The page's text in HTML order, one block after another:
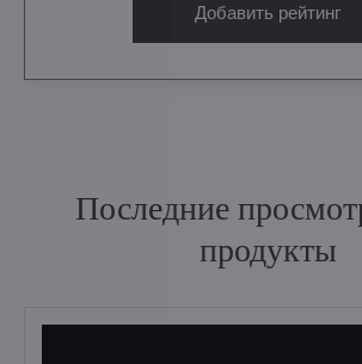
Добавить рейтинг
Последние
продукты